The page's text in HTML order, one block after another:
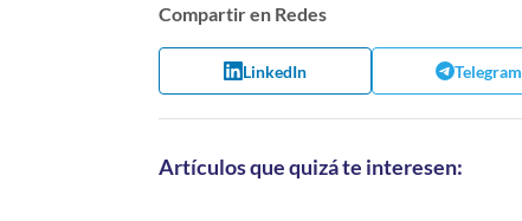
Compartir en Redes
LinkedIn Telegram
Artículos que quizá te interesen: